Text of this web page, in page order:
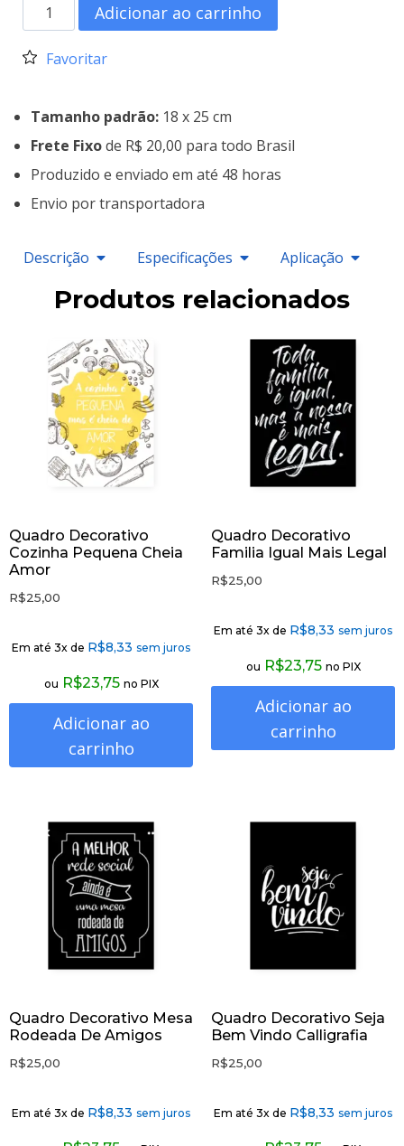
Adicionar ao carrinho
Favoritar
Tamanho padrão: 18 x 25 cm
Frete Fixode R$ 20,00 para todo Brasil
Produzido e enviado em até 48 horas
Envio por transportadora
Descrição Especificações Aplicação
Produtos relacionados
Quadro Decorativo
Cozinha Pequena Cheia
Amor
R$25,00
Em até 3x de R$8,33 sem juros
ou R$23,75 no PIX
Adicionar ao
carrinho
Quadro Decorativo
Familia Igual Mais Legal
R$25,00
Em até 3x de R$8,33 sem juros
ou R$23,75 no PIX
Adicionar ao
carrinho
Quadro Decorativo Mesa
Rodeada De Amigos
R$25,00
Em até 3x de R$8,33 sem juros
Quadro Decorativo Seja
Bem Vindo Calligrafia
R$25,00
Em até 3x de R$8,33 sem juros